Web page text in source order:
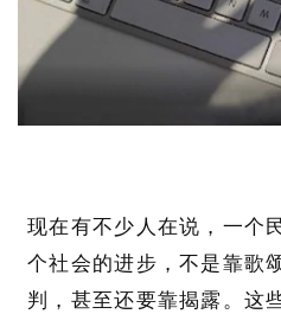
现在有不少人在说，一个
个社会的进步，不是靠歌
判，甚至还要靠揭露。这